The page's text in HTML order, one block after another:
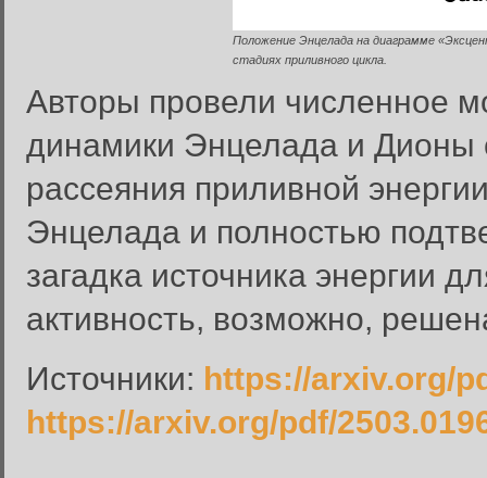
Положение Энцелада на диаграмме
стадиях приливного цикла.
Авторы провели численное
динамики Энцелада и Дионы
рассеяния приливной
Энцелада и полностью
загадка источника энергии
активность, возможно,
Источники: https://arxiv.org/
https://arxiv.org/pdf/
Вход в систему
Введите имя пользователя и
Вход в систему
Имя пользователя: